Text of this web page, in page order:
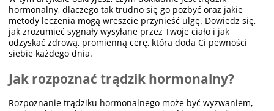
hormonalny, dlaczego tak trudno się go pozbyć oraz jakie
metody leczenia mogą wreszcie przynieść ulgę. Dowiedz się,
jak zrozumieć sygnały wysyłane przez Twoje ciało i jak
odzyskać zdrową, promienną cerę, która doda Ci pewności
siebie każdego dnia.
Jak rozpoznać trądzik hormonalny?
Rozpoznanie trądziku hormonalnego może być wyzwaniem,